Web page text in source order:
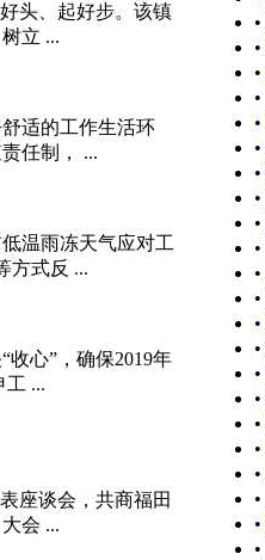
头、起好步。该镇
立 ...
适的工作生活环
任制， ...
温雨冻天气应对工
方式反 ...
心”，确保2019年
...
座谈会，共商福田
会 ...
•
•
•
•
•
•
•
•
•
•
•
•
•
•
•
•
•
•
•
•
•
•